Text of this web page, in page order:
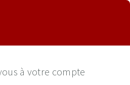
à votre compte